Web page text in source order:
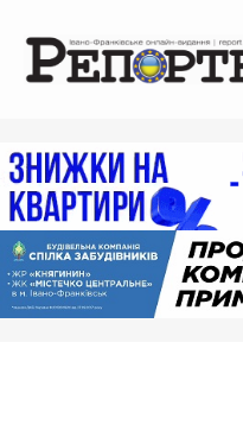
вмісту